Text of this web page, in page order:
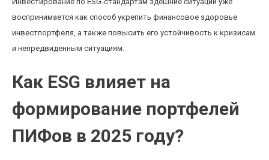
воспринимается как способ укрепить финансовое здоровье
инвестпортфеля, а также повысить его устойчивость к кризисам
и непредвиденным ситуациям.
Как ESG влияет на
формирование портфелей
ПИФов в 2025 году?